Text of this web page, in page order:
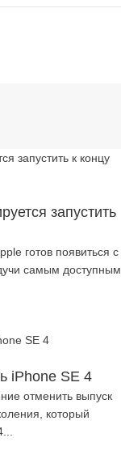
запустить
готов появиться с
самым доступным
iPhone SE 4
отменить выпуск
который